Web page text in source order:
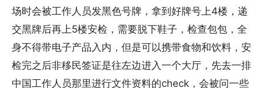
场时会被工作人员发黑色号牌，拿到好牌号上4楼，递
交黑牌后再上5楼安检，需要脱下鞋子，检查包包，全
身不得带电子产品入内，但是可以携带食物和饮料，安
检完之后非移民签证是往左边进入一个大厅，先去一排
中国工作人员那里进行文件资料的check，会被问一些